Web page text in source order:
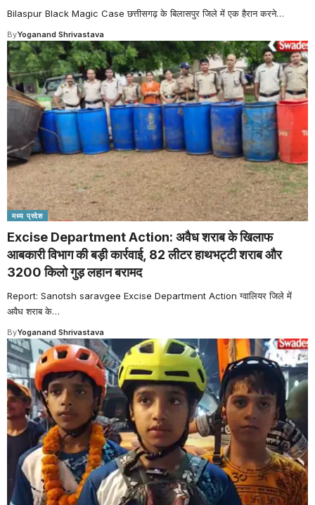
Bilaspur Black Magic Case छत्तीसगढ़ के बिलासपुर जिले में एक हैरान करने…
ByYoganand Shrivastava
मध्य प्रदेश
Excise Department Action: अवैध शराब के खिलाफ
आबकारी विभाग की बड़ी कार्रवाई, 82 लीटर हाथभट्टी शराब और
3200 किलो गुड़ लहान बरामद
Report: Sanotsh saravgee Excise Department Action ग्वालियर जिले में
अवैध शराब के…
ByYoganand Shrivastava